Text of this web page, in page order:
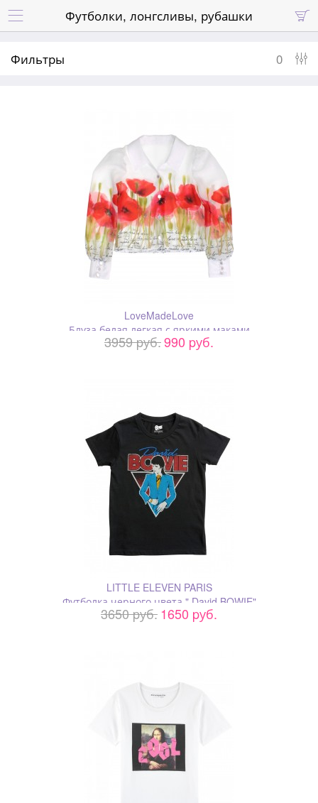
 
Футболки, лонгсливы, рубашки
0
Фильтры
LoveMadeLove
Блуза белая легкая с яркими маками
3959 pуб.990 pуб.
LITTLE ELEVEN PARIS
Футболка черного цвета " David BOWIE"
3650 pуб.1650 pуб.